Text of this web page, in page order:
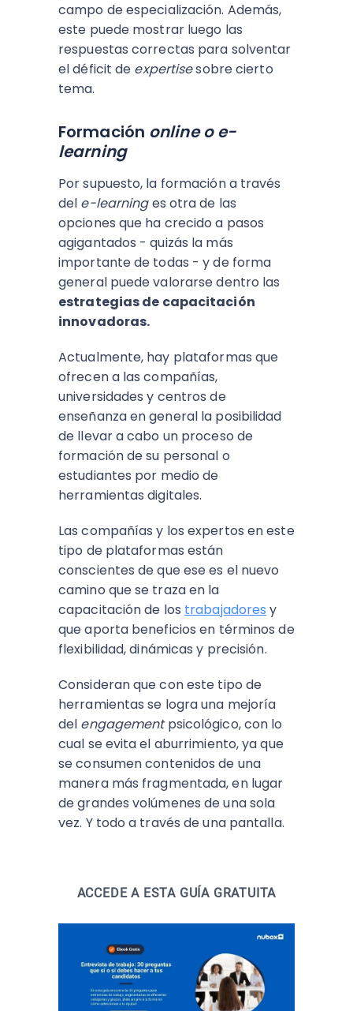
campo de especialización. Además,
este puede mostrar luego las
respuestas correctas para solventar
el déficit de expertisesobre cierto
tema.
Formación online o e-
learning
Por supuesto, la formación a través
del e-learninges otra de las
opciones que ha crecido a pasos
agigantados - quizás la más
importante de todas - y de forma
general puede valorarse dentro las
estrategias de capacitación
innovadoras.
Actualmente, hay plataformas que
ofrecen a las compañías,
universidades y centros de
enseñanza en general la posibilidad
de llevar a cabo un proceso de
formación de su personal o
estudiantes por medio de
herramientas digitales.
Las compañías y los expertos en este
tipo de plataformas están
conscientes de que ese es el nuevo
camino que se traza en la
capacitación de los trabajadores y
que aporta beneficios en términos de
flexibilidad, dinámicas y precisión.
Consideran que con este tipo de
herramientas se logra una mejoría
del engagementpsicológico, con lo
cual se evita el aburrimiento, ya que
se consumen contenidos de una
manera más fragmentada, en lugar
de grandes volúmenes de una sola
vez. Y todo a través de una pantalla.
ACCEDE A ESTA GUÍA GRATUITA